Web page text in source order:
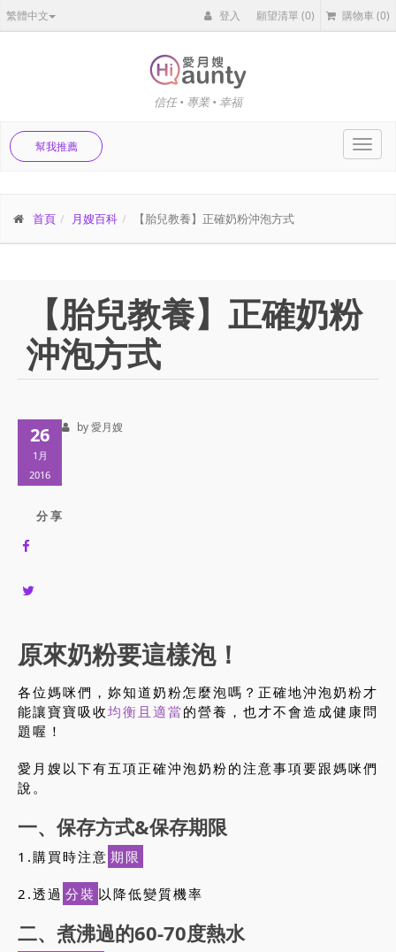
繁體中文 登入 願望清單(0) 購物車 (0)
信任 • 專業 • 幸福
幫我推薦
首頁 月嫂百科 【胎兒教養】正確奶粉沖泡方式
【胎兒教養】正確奶粉
沖泡方式
26
1月
2016
分 享
by 愛月嫂
原來奶粉要這樣泡！
各位媽咪們，妳知道奶粉怎麼泡嗎？正確地沖泡奶粉才
能讓寶寶吸收均衡且適當 的營養，也才不會造成健康問
題喔！
愛月嫂以下有五項正確沖泡奶粉的注意事項要跟媽咪們
說。
一、保存方式&保存期限
1.購買時注意 期限
2.透過 分裝 以降低變質機率
二、煮沸過的60-70度熱水